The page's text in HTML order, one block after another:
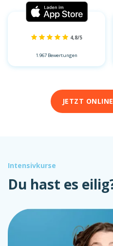
4,8/5
1.967 Bewertungen
JETZT
Intensivkurse
Du hast es